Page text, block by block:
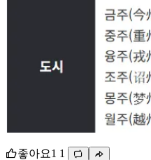
좋아요1 1